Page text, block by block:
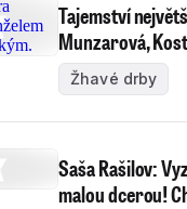
Tajemství
Munzarová,
Žhavé drby
Saša Rašilov:
malou dcerou!